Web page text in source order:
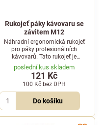
Rukojeť páky kávovaru se
závitem M12
Náhradní ergonomická rukojeť
pro páky profesionálních
kávovarů. Tato rukojeť je
opatřena standardním závitem
M12 pro snadnou montáž na
kompatibilní hlavy pák.
poslední kus skladem
121 Kč
100 Kč bez DPH
Do košíku